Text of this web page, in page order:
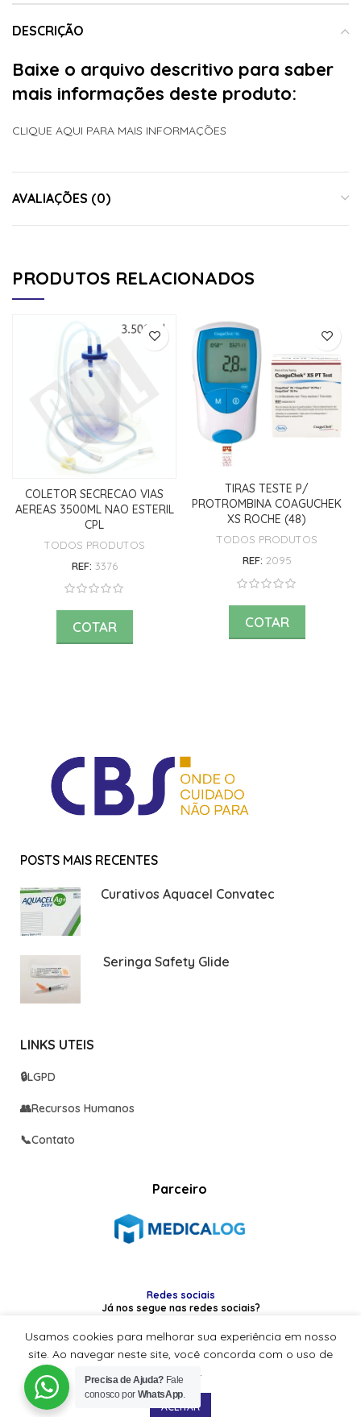
DESCRIÇÃO
Baixe o arquivo descritivo para saber
mais informações deste produto:
CLIQUE AQUI PARA MAIS INFORMAÇÕES
AVALIAÇÕES (0)
PRODUTOS RELACIONADOS
COLETOR SECRECAO VIAS
AEREAS 3500ML NAO ESTERIL
CPL
TODOS PRODUTOS
REF: 3376
COTAR
TIRAS TESTE P/
PROTROMBINA COAGUCHEK
XS ROCHE (48)
TODOS PRODUTOS
REF: 2095
COTAR
POSTS MAIS RECENTES
Curativos Aquacel Convatec
Seringa Safety Glide
LINKS UTEIS
🔒LGPD
👥Recursos Humanos
📞Contato
Parceiro
Redes sociais
Já nos segue nas redes sociais?
CBS Med 2022-2025
Hardy&Tavares
Usamos cookies para melhorar sua experiência em nosso
site. Ao navegar neste site, você concorda com o uso de
cookies.
ACEITAR
Precisa de Ajuda?Fale
conosco por WhatsApp.